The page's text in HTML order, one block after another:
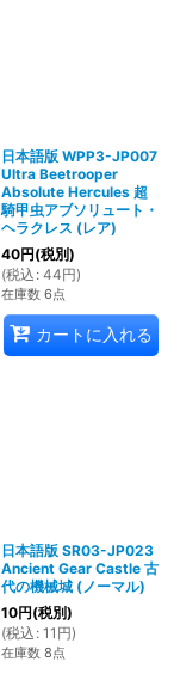
日本語版 WPP3-JP007
Ultra Beetrooper
Absolute Hercules 超
騎甲虫アブソリュート・
ヘラクレス (レア)
40円(税別)
(税込 : 44円)
在庫数 6点
カートに入れる
日本語版 SR03-JP023
Ancient Gear Castle 古
代の機械城 (ノーマル)
10円(税別)
(税込 : 11 円)
在庫数 8点